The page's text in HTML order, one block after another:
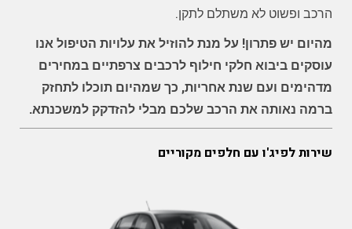
הרכב ופשוט לא משתלם לתקן.
מהיום יש פתרון! על מנת להוזיל את עלויות הטיפול אנו
עוסקים ביבוא חלקי חילוף לרכבים צרפתיים במחירים
מדהימים ועם שנת אחריות, כך שמהיום תוכלו לתחזק
ברמה נאותה את הרכב שלכם מבלי להזדקק למשכנתא.
שירות לפיג'ו עם חלפים מקוריים